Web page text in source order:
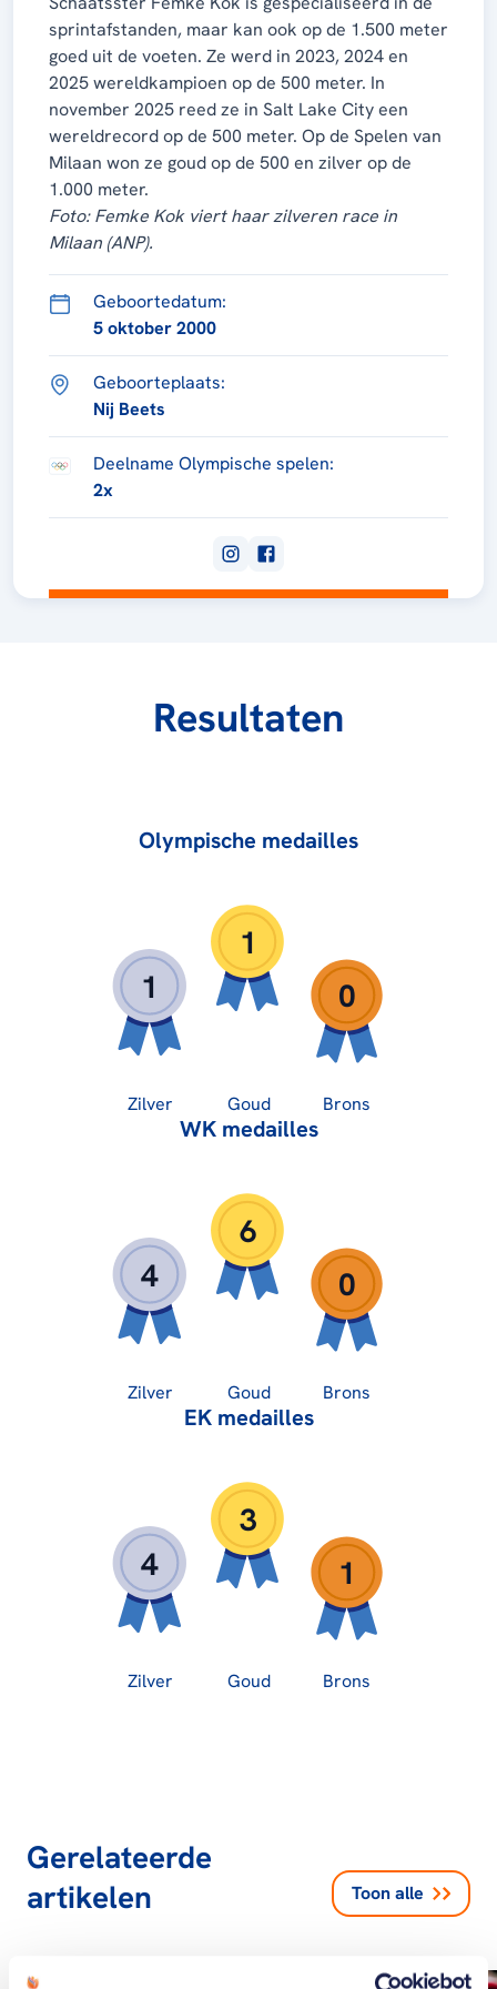
sprintafstanden, maar kan ook op de 1.500 meter
goed uit de voeten. Ze werd in 2023, 2024 en
2025 wereldkampioen op de 500 meter. In
november 2025 reed ze in Salt Lake City een
wereldrecord op de 500 meter. Op de Spelen van
Milaan won ze goud op de 500 en zilver op de
1.000 meter.
Foto: Femke Kok viert haar zilveren race in
Milaan (ANP).
Geboortedatum:
5 oktober 2000
Geboorteplaats:
Nij Beets
Deelname Olympische spelen:
2x
Resultaten
Olympische medailles
1
1
0
Zilver Goud Brons
WK medailles
4
6
0
Zilver Goud Brons
EK medailles
4
3
1
Zilver Goud Brons
Gerelateerde
artikelen
Toon alle